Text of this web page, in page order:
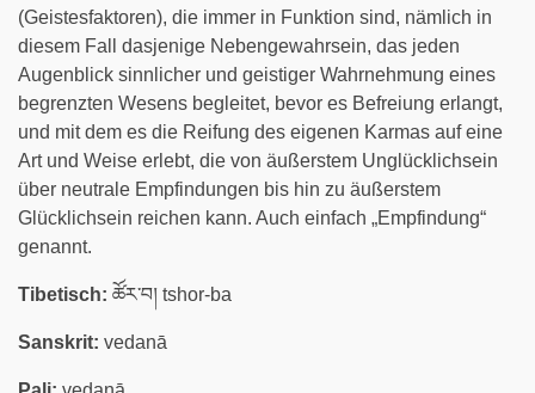
(Geistesfaktoren), die immer in Funktion sind, nämlich in
diesem Fall dasjenige Nebengewahrsein, das jeden
Augenblick sinnlicher und geistiger Wahrnehmung eines
begrenzten Wesens begleitet, bevor es Befreiung erlangt,
und mit dem es die Reifung des eigenen Karmas auf eine
Art und Weise erlebt, die von äußerstem Unglücklichsein
über neutrale Empfindungen bis hin zu äußerstem
Glücklichsein reichen kann. Auch einfach „Empfindung“
genannt.
Tibetisch: ཚོར་བ། tshor-ba
Sanskrit: vedanā